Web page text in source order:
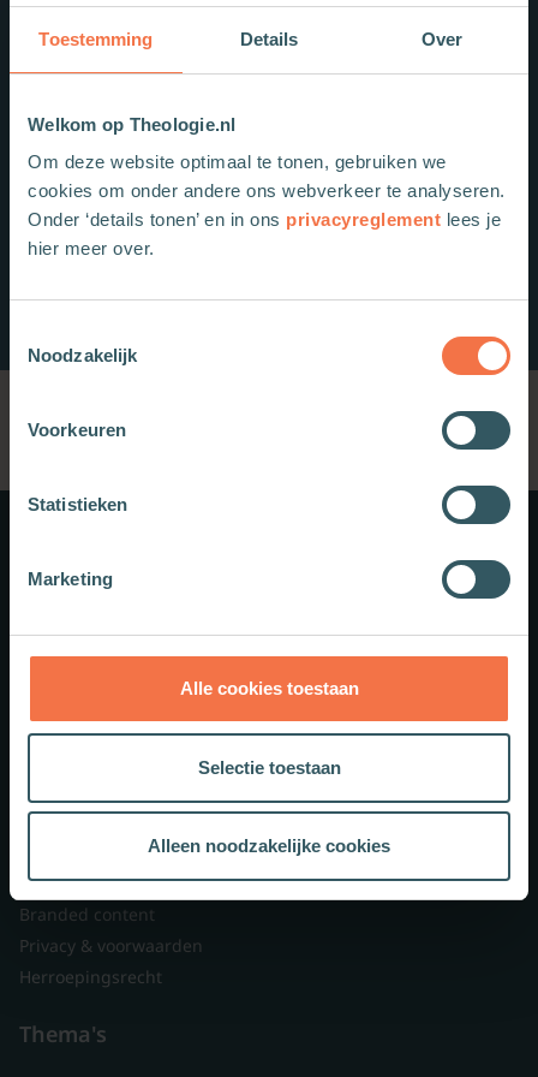
Toestemming Details Over
Welkom op Theologie.nl
Om deze website optimaal te tonen, gebruiken we
cookies om onder andere ons webverkeer te analyseren.
Onder ‘details tonen’ en in ons privacyreglement lees je
hier meer over.
Noodzakelijk
Voorkeuren
Statistieken
Marketing
Alle cookies toestaan
Selectie toestaan
Alleen noodzakelijke cookies
Nieuwsbrieven
Veelgestelde vragen
Contact
Branded content
Privacy & voorwaarden
Herroepingsrecht
Thema's